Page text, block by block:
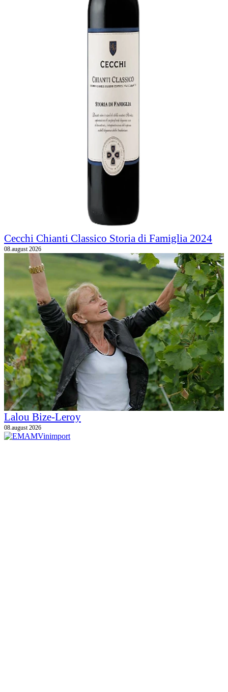
Cecchi Chianti Classico Storia di Famiglia 2024
08.august 2026
Lalou Bize-Leroy
08.august 2026